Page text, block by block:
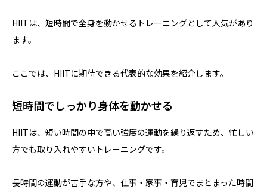
HIITは、短時間で全身を動かせるトレーニングとして人気があり
ます。
ここでは、HIITに期待できる代表的な効果を紹介します。
短時間でしっかり身体を動かせる
HIITは、短い時間の中で高い強度の運動を繰り返すため、忙しい
方でも取り入れやすいトレーニングです。
長時間の運動が苦手な方や、仕事・家事・育児でまとまった時間